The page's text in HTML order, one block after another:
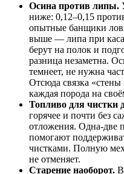
Осина против липы.
ниже: 0,12–0,15
опытные банщики
выше — липа при
берут на полок и
разница незаметна.
темнеет, не нужна
Отсюда связка
каждая порода на
Топливо для чистки
горячее и почти без
отложения. Одна-две
помогают
чистками. Полную
не отменяет.
Старение наоборот. В